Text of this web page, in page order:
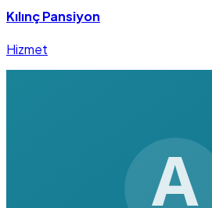
Kılınç Pansiyon
Hizmet